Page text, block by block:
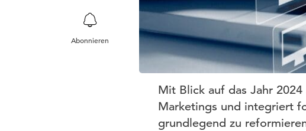
Abonnieren
Mit Blick auf das Jahr
Marketings und integriert
grundlegend zu